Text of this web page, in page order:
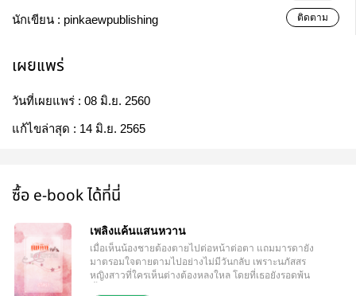
นักเขียน : pinkaewpublishing ติดตาม
เผยแพร่
วันที่เผยแพร่ : 08 มิ.ย. 2560
แก้ไขล่าสุด : 14 มิ.ย. 2565
ซื้อ e-book ได้ที่นี่
เพลิงแค้นแสนหวาน
เมื่อเห็นน้องชายต้องตายไปต่อหน้าต่อตา แถมมารดายัง
มาตรอมใจตายตามไปอย่างไม่มีวันกลับ เพราะนภัสสร
หญิงสาวที่ใครเห็นต่างต้องหลงใหล โดยที่เธอยังรอดพ้น